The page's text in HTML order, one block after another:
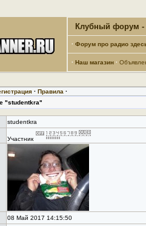
Клубный форум -
· Форум про радио
· Наш магазин ·
· Правила ·
"studentkra"
studentkra
Участник
08 Май 2017 14:15:50